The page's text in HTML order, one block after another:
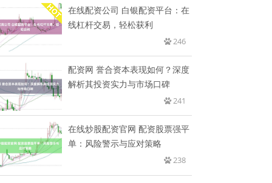
在线配资公司 白银配资平台：在
线杠杆交易，轻松获利
246
配资网 誉合资本表现如何？深度
解析其投资实力与市场口碑
241
在线炒股配资官网 配资股票强平
单：风险警示与应对策略
238